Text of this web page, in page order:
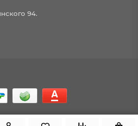
94.